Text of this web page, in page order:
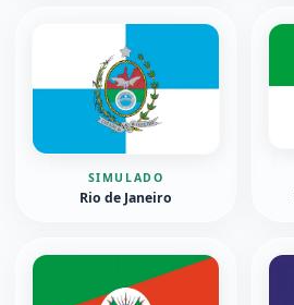
SIMULADO
Rio de Janeiro